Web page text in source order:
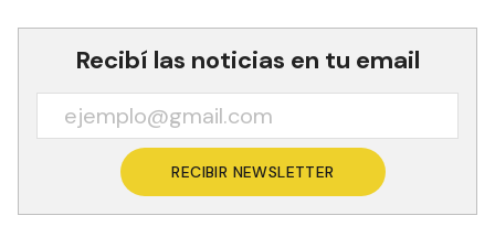
Recibí las noticias en tu email
RECIBIR NEWSLETTER